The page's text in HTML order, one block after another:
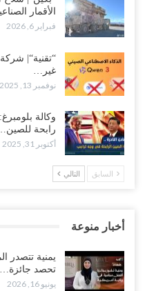
الأقمار
فبراير 6, 2026
“تقنية“| شركة
غير…
نوفمبر 13, 2025
وكالة
رابحة
أكتوبر 31, 2025
السابق التالي
أخبار منوعة
يمنية تتصدر
تحصد جائزة…
يونيو 16, 2026